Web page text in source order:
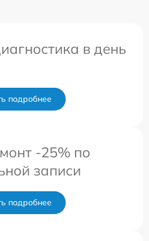
в день
подробнее
-25% по
записи
подробнее